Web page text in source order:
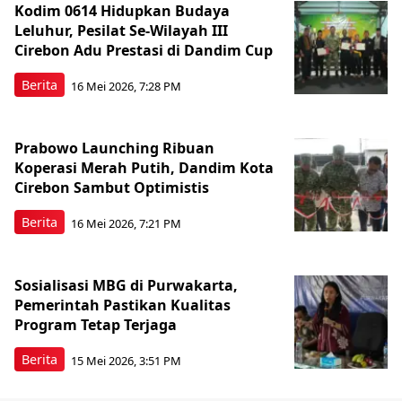
Berita
Kodim 0614 Hidupkan Budaya
Leluhur, Pesilat Se-Wilayah III
Cirebon Adu Prestasi di Dandim Cup
16 Mei 2026, 7:28 PM
Berita
Prabowo Launching Ribuan
Koperasi Merah Putih, Dandim Kota
Cirebon Sambut Optimistis
16 Mei 2026, 7:21 PM
Berita
Sosialisasi MBG di Purwakarta,
Pemerintah Pastikan Kualitas
Program Tetap Terjaga
15 Mei 2026, 3:51 PM